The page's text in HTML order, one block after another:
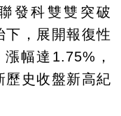
發科雙雙突破
下，展開報復性
幅達1.75%，
歷史收盤新高紀